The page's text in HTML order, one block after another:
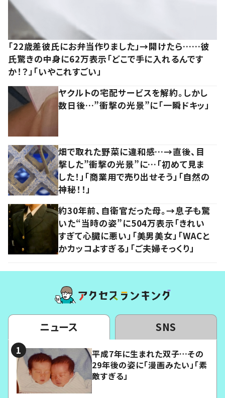
「22歳差彼氏にお弁当作りました」→開けたら……彼
氏驚きの中身に62万表示「どこで手に入れるんです
か！？」「いやこれすごい」
ヤクルトの宅配サービスを解約。しかし
数日後…”衝撃の光景”に「一瞬ドキッ」
畑で取れた野菜に違和感…→直後、目
撃した”衝撃の光景”に…「初めて見ま
した！」「商業用で売り出せそう」「自然の
神秘！！」
約30年前、自衛官だった母。→息子も驚
いた“当時の姿”に504万表示「きれい
すぎて心臓に悪い」「美男美女」「WACと
かカッコよすぎる」「ご夫婦そっくり」
ニュース SNS
平成7年に生まれた双子…その
29年後の姿に「漫画みたい」「素
敵すぎる」